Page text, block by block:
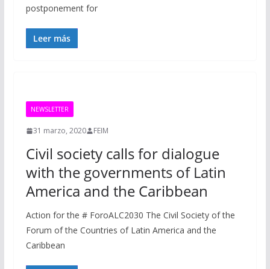
postponement for
Leer más
NEWSLETTER
31 marzo, 2020 FEIM
Civil society calls for dialogue
with the governments of Latin
America and the Caribbean
Action for the # ForoALC2030 The Civil Society of the
Forum of the Countries of Latin America and the
Caribbean